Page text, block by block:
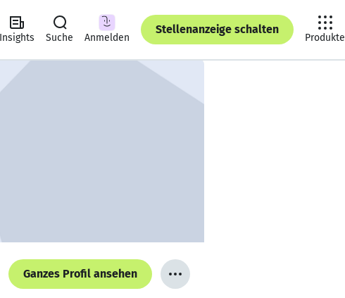
Insights Suche Anmelden
Stellenanzeige schalten
Produkte
Ganzes Profil ansehen